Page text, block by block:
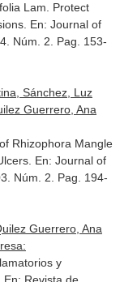
Lam. Protect
En: Journal of
Núm. 2. Pag. 153-
Sánchez, Luz
Guerrero, Ana
Rhizophora Mangle
En: Journal of
Núm. 2. Pag. 194-
Guerrero, Ana
y